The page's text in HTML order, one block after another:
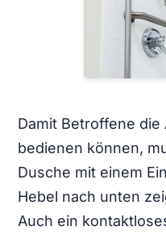
Damit Betroffene
bedienen können,
Dusche mit einem
Hebel nach unten
Auch ein